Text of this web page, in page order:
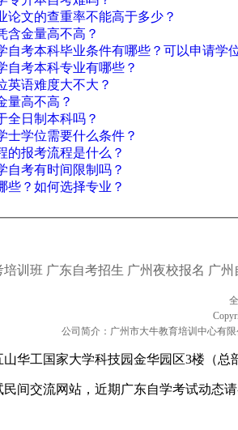
论文的查重率不能高于多少？
含金量高不高？
自考本科毕业条件有哪些？可以申请学
自考本科专业有哪些？
英语难度大不大？
量高不高？
全日制本科吗？
士学位需要什么条件？
的报考流程是什么？
自考有时间限制吗？
些？如何选择专业？
培训班 广东自考招生 广州夜校报名 广州
公司简介：广州市大牛教育培训中心有
华工国家大学科技园金华园区3楼（总
间交流网站，近期广东自学考试动态